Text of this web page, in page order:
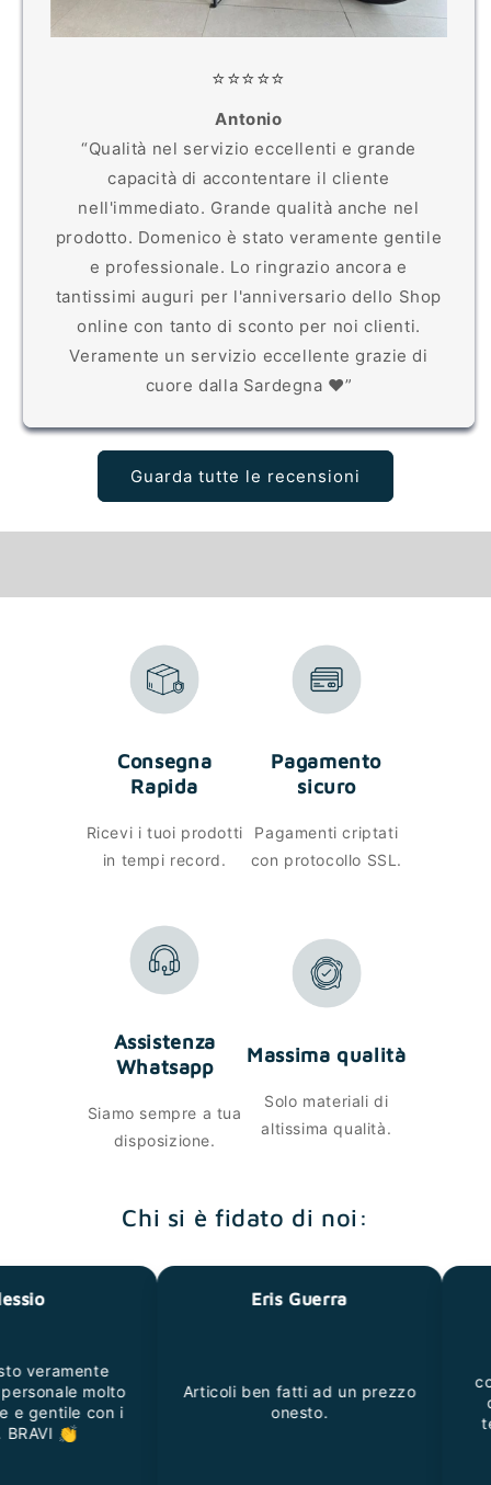
⭐️⭐️⭐️⭐️⭐️
Antonio
“Qualità nel servizio eccellenti e grande
capacità di accontentare il cliente
nell'immediato. Grande qualità anche nel
prodotto. Domenico è stato veramente gentile
e professionale. Lo ringrazio ancora e
tantissimi auguri per l'anniversario dello Shop
online con tanto di sconto per noi clienti.
Veramente un servizio eccellente grazie di
cuore dalla Sardegna ❤️”
Guarda tutte le recensioni
Consegna
Rapida
Ricevi i tuoi prodotti
in tempi record.
Pagamento
sicuro
Pagamenti criptati
con protocollo SSL.
Assistenza
Whatsapp
Siamo sempre a tua
disposizione.
Massima qualità
Solo materiali di
altissima qualità.
Chi si è fidato di noi:
molto
con i
👏
Eris Guerra
Articoli ben fatti ad un prezzo
onesto.
dire,